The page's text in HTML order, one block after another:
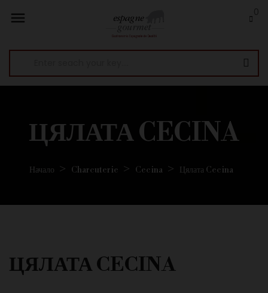

ЦЯЛАТА CECINA
Начало Charcuterie Cecina Цялата Cecina
ЦЯЛАТА CECINA